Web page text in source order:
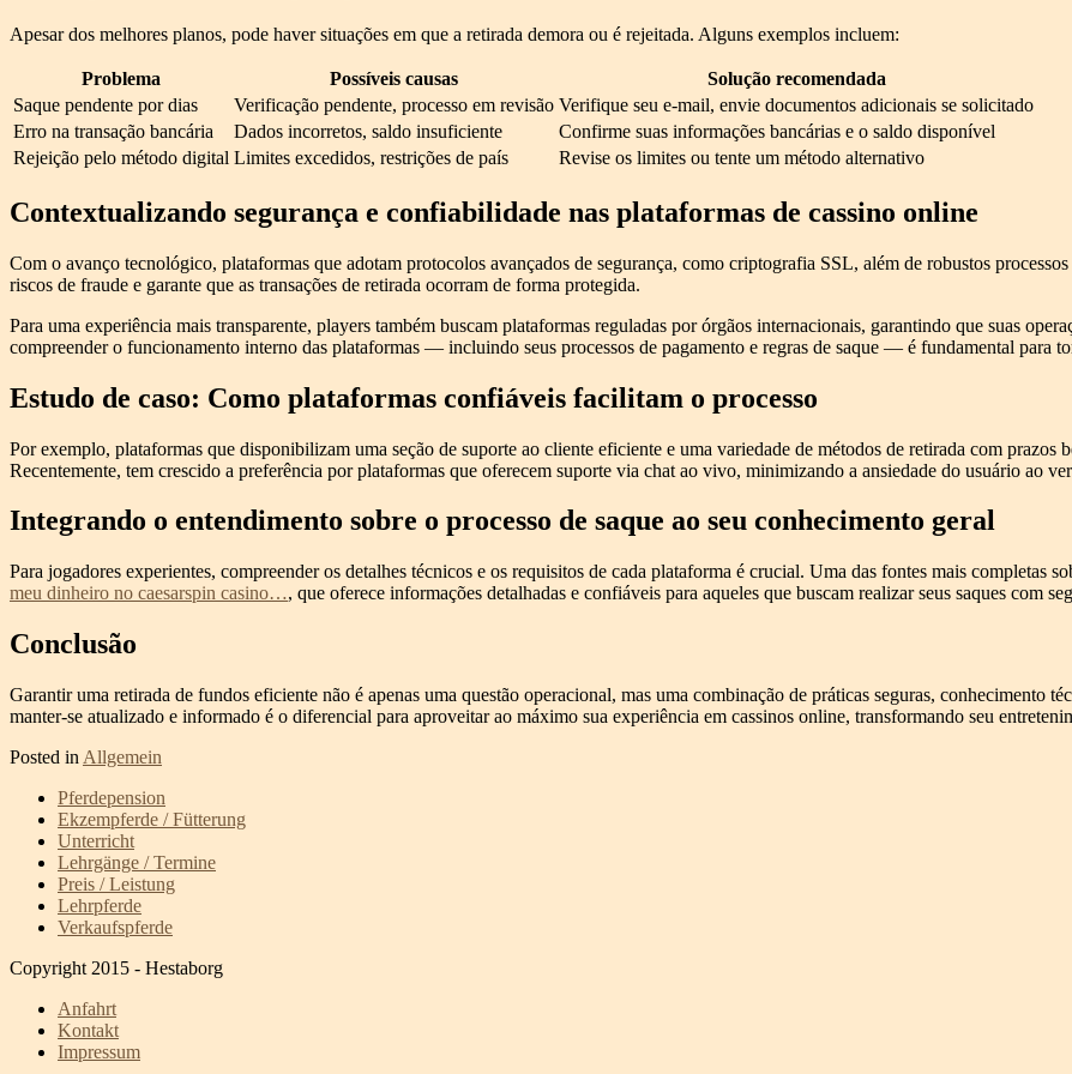
Apesar dos melhores planos, pode haver situações em que a retirada demora ou é rejeitada. Alguns exemplos incluem:
Problema Possíveis causas
Solução recomendada
Saque pendente por dias
Verificação pendente, processo em revisão Verifique seu e-mail, envie documentos adicionais se solicitado
Erro na transação bancária
Dados incorretos, saldo insuficiente
Confirme suas informações bancárias e o saldo disponível
Rejeição pelo método digital Limites excedidos, restrições de país Revise os limites ou tente um método alternativo
Contextualizando segurança e confiabilidade nas plataformas de cassino online
Com o avanço tecnológico, plataformas que adotam protocolos avançados de segurança, como criptografia SSL, além de robustos
riscos de fraude e garante que as transações de retirada ocorram de forma protegida.
Para uma experiência mais transparente, players também buscam plataformas reguladas por órgãos internacionais, garantindo que suas
compreender o funcionamento interno das plataformas — incluindo seus processos de pagamento e regras de saque — é fundamental para
Estudo de caso: Como plataformas confiáveis facilitam o processo
Por exemplo, plataformas que disponibilizam uma seção de suporte ao cliente eficiente e uma variedade de métodos de retirada com prazos
Recentemente, tem crescido a preferência por plataformas que oferecem suporte via chat ao vivo, minimizando a ansiedade do usuário ao
Integrando o entendimento sobre o processo de saque ao seu conhecimento geral
Para jogadores experientes, compreender os detalhes técnicos e os requisitos de cada plataforma é crucial. Uma das fontes mais completas
meu dinheiro no caesarspin casino…, que oferece informações detalhadas e confiáveis para aqueles que buscam realizar seus saques com
Conclusão
Garantir uma retirada de fundos eficiente não é apenas uma questão operacional, mas uma combinação de práticas seguras, conhecimento
manter-se atualizado e informado é o diferencial para aproveitar ao máximo sua experiência em cassinos online, transformando seu
Posted in Allgemein
Pferdepension
Ekzempferde / Fütterung
Unterricht
Lehrgänge / Termine
Preis / Leistung
Lehrpferde
Verkaufspferde
Copyright 2015 - Hestaborg
Anfahrt
Kontakt
Impressum